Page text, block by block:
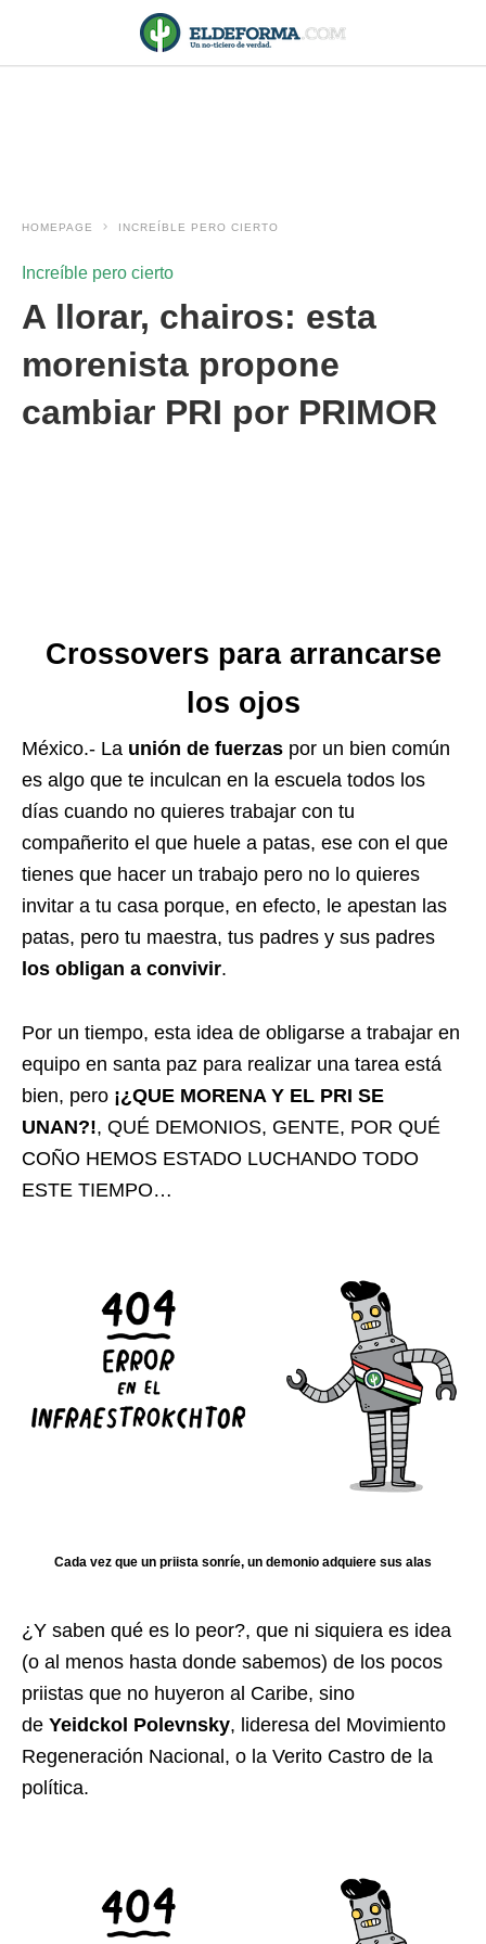
HOMEPAGE INCREÍBLE PERO CIERTO
Increíble pero cierto
A llorar, chairos: esta
morenista propone
cambiar PRI por PRIMOR
Crossovers para arrancarse
los ojos
México.- La unión de fuerzas por un bien común
es algo que te inculcan en la escuela todos los
días cuando no quieres trabajar con tu
compañerito el que huele a patas, ese con el que
tienes que hacer un trabajo pero no lo quieres
invitar a tu casa porque, en efecto, le apestan las
patas, pero tu maestra, tus padres y sus padres
los obligan a convivir.
Por un tiempo, esta idea de obligarse a trabajar en
equipo en santa paz para realizar una tarea está
bien, pero ¡¿QUE MORENA Y EL PRI SE
UNAN?!, QUÉ DEMONIOS, GENTE, POR QUÉ
COÑO HEMOS ESTADO LUCHANDO TODO
ESTE TIEMPO…
Cada vez que un priista sonríe, un demonio adquiere sus alas
¿Y saben qué es lo peor?, que ni siquiera es idea
(o al menos hasta donde sabemos) de los pocos
priistas que no huyeron al Caribe, sino
de Yeidckol Polevnsky, lideresa del Movimiento
Regeneración Nacional, o la Verito Castro de la
política.